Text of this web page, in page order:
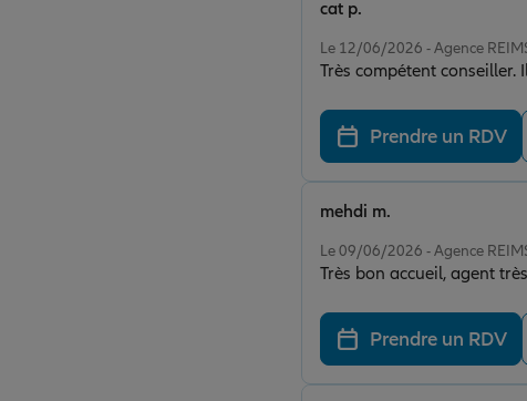
Le 12/06/2026 - Agence
Très compétent conseiller.
cat p.
Prendre un RDV
Le 09/06/2026 - Agence
Très bon accueil, agent
mehdi m.
Prendre un RDV